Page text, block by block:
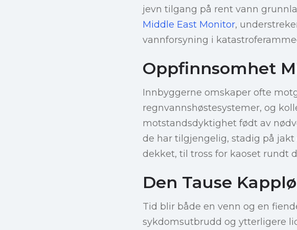
jevn tilgang på rent vann
Middle East Monitor,
vannforsyning i
Oppfinnsomhet
Innbyggerne omskaper ofte
regnvannshøstesystemer, og
motstandsdyktighet født av
de har tilgjengelig, stadig på
dekket, til tross for kaoset rundt
Den Tause
Tid blir både en venn og en
sykdomsutbrudd og ytterligere